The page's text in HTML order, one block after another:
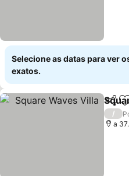
Selecione as datas para ver
exatos.
/
a